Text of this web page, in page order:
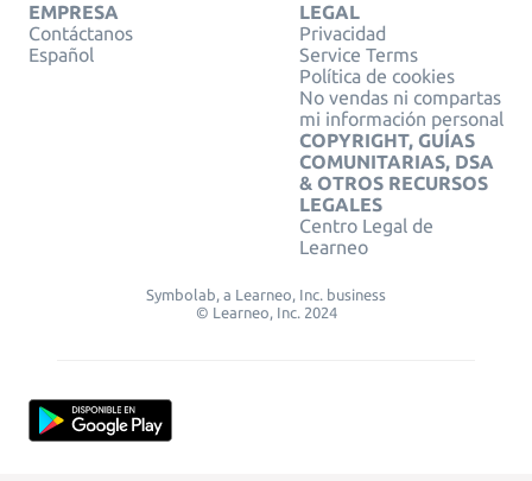
EMPRESA
Contáctanos
Español
LEGAL
Privacidad
Service Terms
Política de cookies
No vendas ni compartas
mi información personal
COPYRIGHT, GUÍAS
COMUNITARIAS, DSA
& OTROS RECURSOS
LEGALES
Centro Legal de
Learneo
Symbolab, a Learneo, Inc. business
© Learneo, Inc. 2024